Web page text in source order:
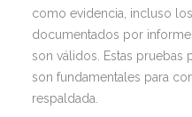
como evidencia, incluso
documentados por
son válidos. Estas pruebas
son fundamentales para
respaldada.